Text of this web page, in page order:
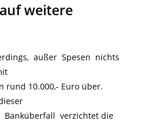
weitere
außer Spesen nichts
rund 10.000,- Euro über.
Banküberfall verzichtet die